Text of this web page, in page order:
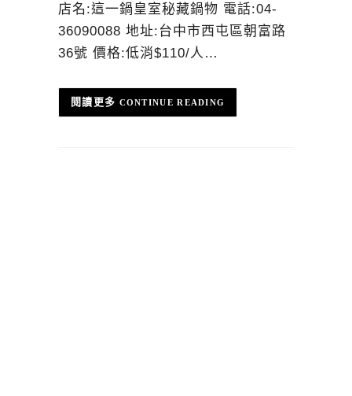
店名:這一鍋皇室秘藏鍋物 電話:04-
36090088 地址:台中市西屯區朝富路
36號 價格:低消$110/人…
CONTINUE READING